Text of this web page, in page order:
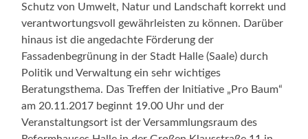
Schutz von Umwelt, Natur und Landschaft korrekt und
verantwortungsvoll gewährleisten zu können. Darüber
hinaus ist die angedachte Förderung der
Fassadenbegrünung in der Stadt Halle (Saale) durch
Politik und Verwaltung ein sehr wichtiges
Beratungsthema. Das Treffen der Initiative „Pro Baum“
am 20.11.2017 beginnt 19.00 Uhr und der
Veranstaltungsort ist der Versammlungsraum des